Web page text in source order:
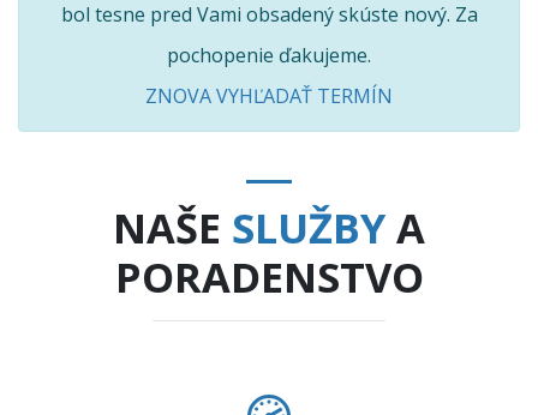
bol tesne pred Vami obsadený skúste nový. Za
pochopenie ďakujeme.
ZNOVA VYHĽADAŤ TERMÍN
NAŠE SLUŽBYA
PORADENSTVO